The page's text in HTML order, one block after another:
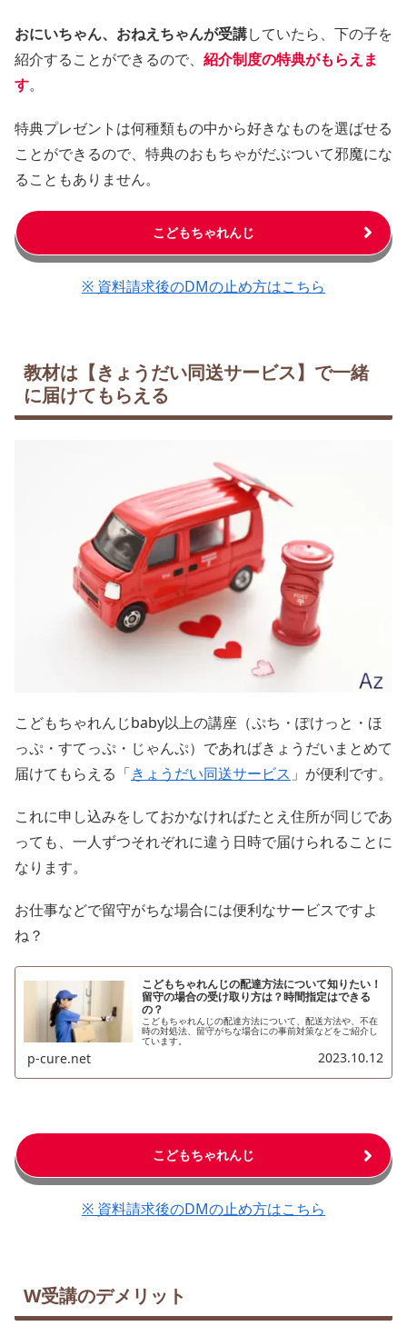
おにいちゃん、おねえちゃんが受講していたら、下の子を
紹介することができるので、 紹介制度の特典がもらえま
す。
特典プレゼントは何種類もの中から好きなものを選ばせる
ことができるので、特典のおもちゃがだぶついて邪魔にな
ることもありません。
こどもちゃれんじ
※ 資料請求後のDMの止め方はこちら
教材は【きょうだい同送サービス】で一緒
に届けてもらえる
こどもちゃれんじbaby以上の講座（ぷち・ぽけっと・ほ
っぷ・すてっぷ・じゃんぷ）であればきょうだいまとめて
届けてもらえる「きょうだい同送サービス 」が便利です。
これに申し込みをしておかなければたとえ住所が同じであ
っても、一人ずつそれぞれに違う日時で届けられることに
なります。
お仕事などで留守がちな場合には便利なサービスですよ
ね？
こどもちゃれんじの配達方法について知りたい！
留守の場合の受け取り方は？時間指定はできる
の？
こどもちゃれんじの配達方法について、配送方法や、不在
時の対処法、留守がちな場合にの事前対策などをご紹介し
ています。
p-cure.net 2023.10.12
こどもちゃれんじ
※ 資料請求後のDMの止め方はこちら
W受講のデメリット